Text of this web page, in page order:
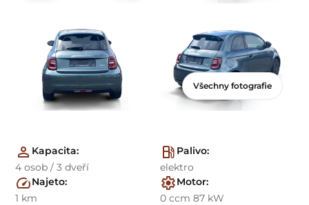
Všechny fotografie
Kapacita:
4 osob / 3 dveří
Palivo:
elektro
Najeto:
1 km
Motor:
0 ccm 87 kW